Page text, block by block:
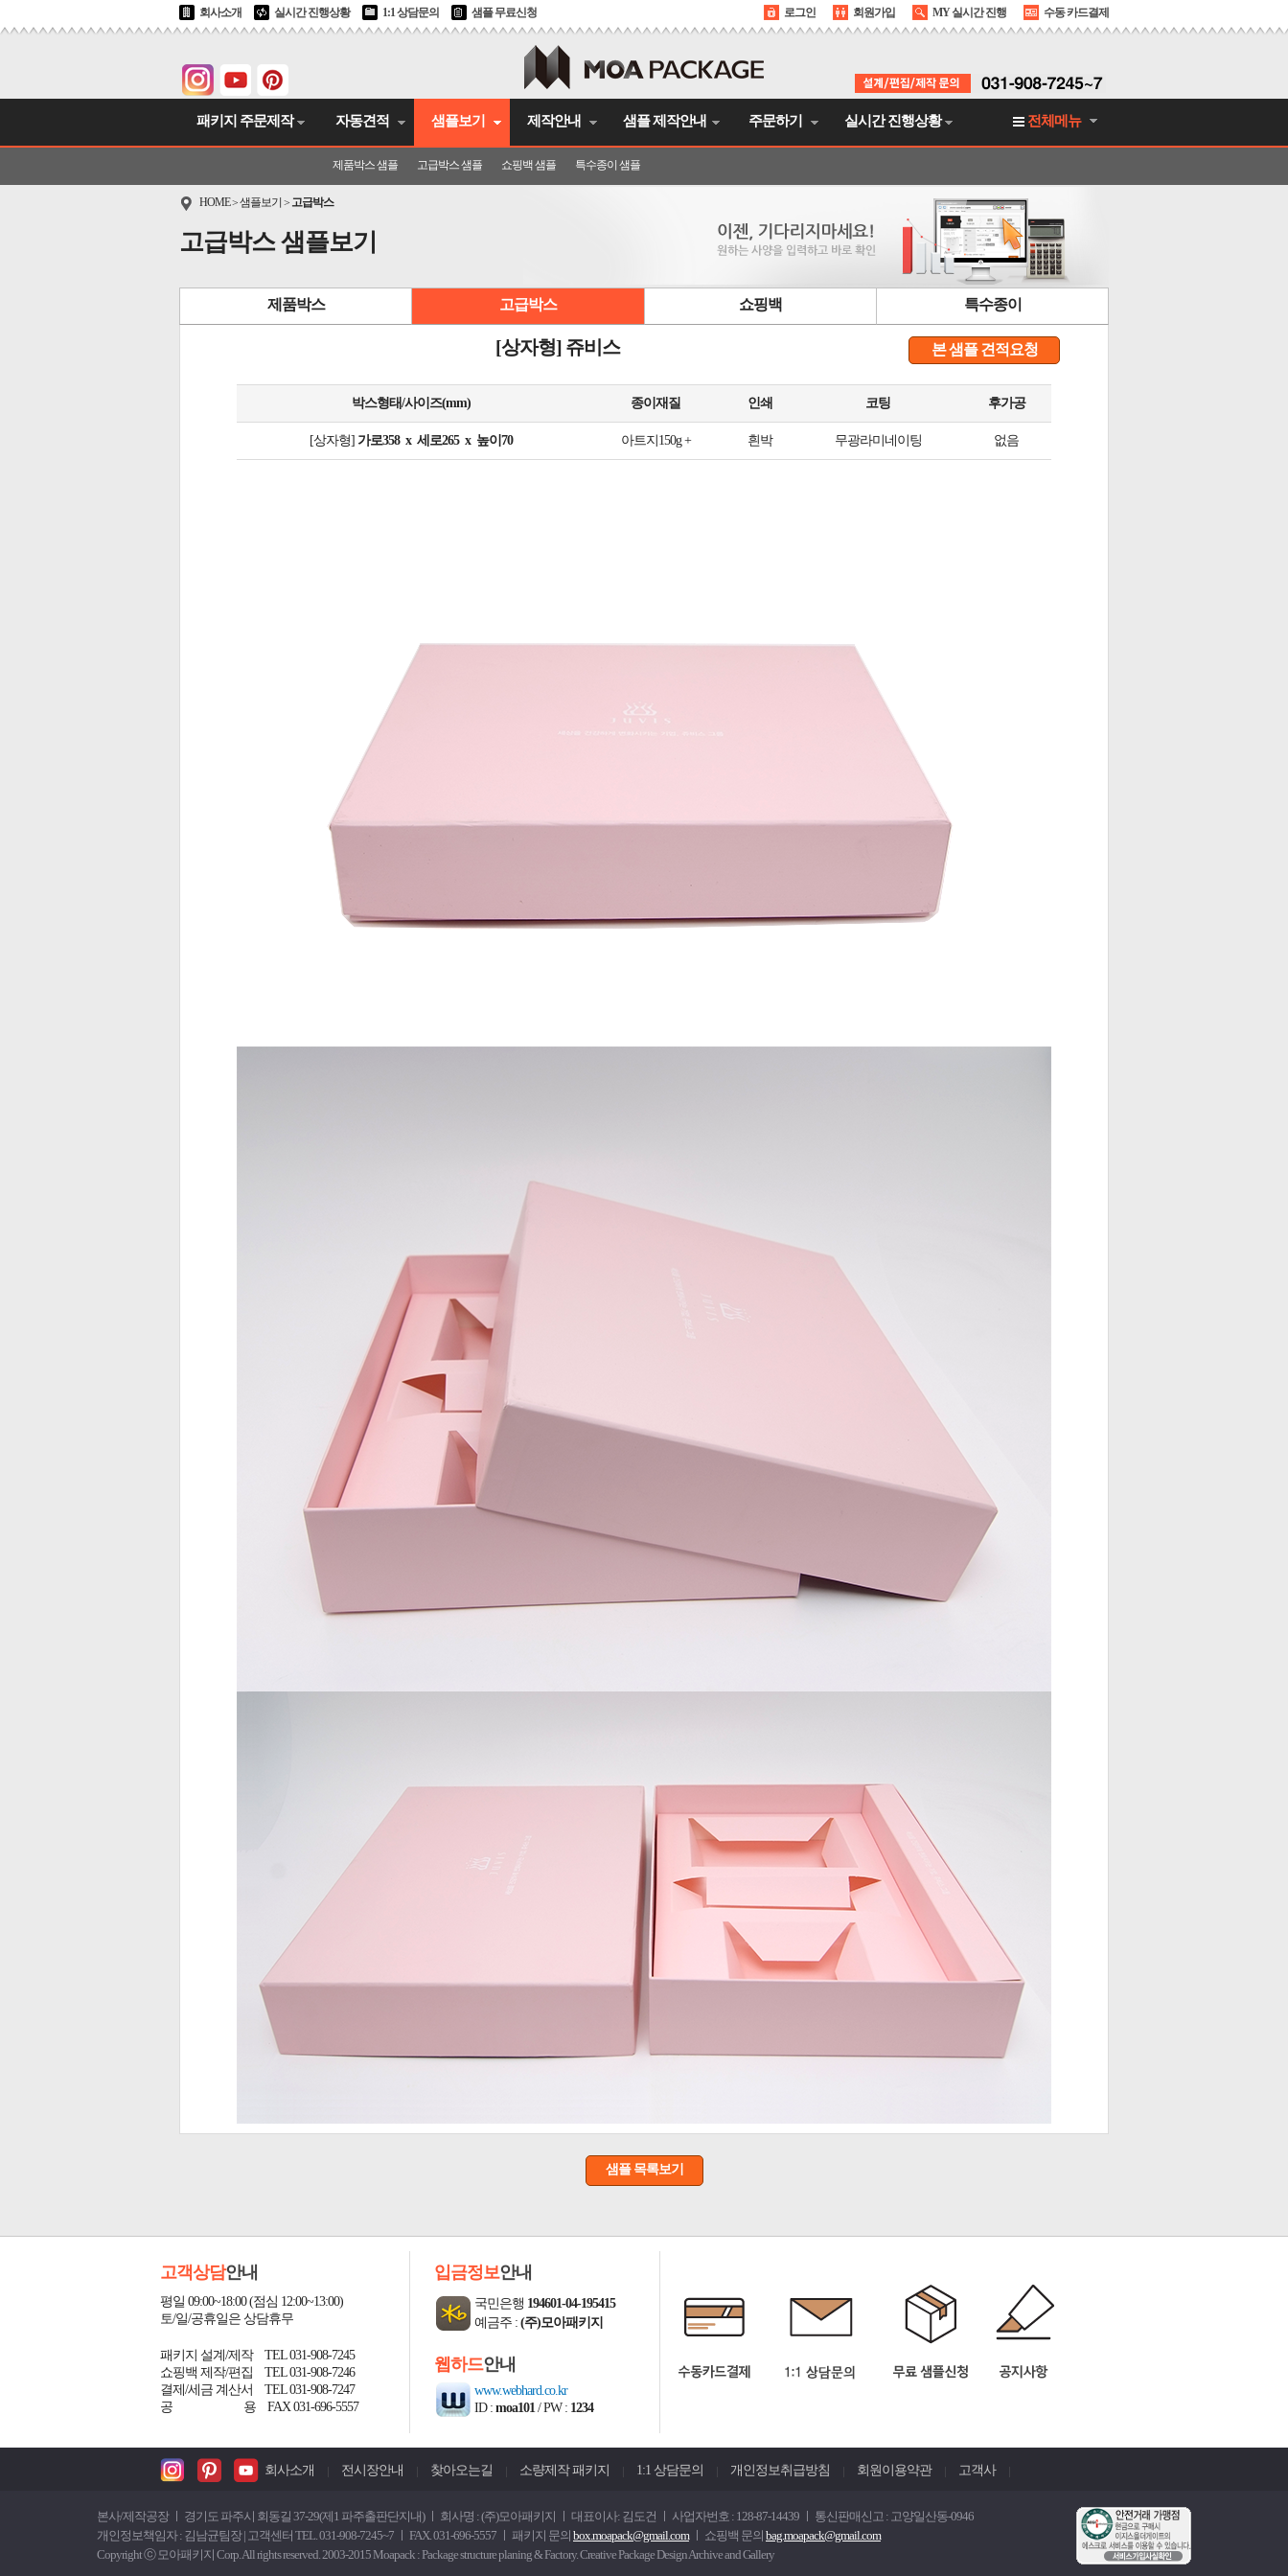
회사소개 실시간 진행상황 1:1 상담문의 샘플 무료신청 로그인 회원가입 MY 실시간 진행 수동 카드결제
전체메뉴
패키지 주문제작 자동견적 샘플보기
제품박스 샘플 고급박스 샘플 쇼핑백 샘플 특수종이 샘플
제작안내 샘플 제작안내 주문하기 실시간 진행상황
HOME>샘플보기 > 고급박스
고급박스 샘플보기
제품박스 고급박스 쇼핑백 특수종이
[상자형] 쥬비스 본 샘플 견적요청
박스형태/사이즈(mm) 종이재질 인쇄 코팅 후가공
[상자형] 가로358 x 세로265 x 높이70 아트지150g + 흰박 무광라미네이팅 없음
샘플 목록보기
고객상담안내
평일 09:00~18:00 (점심 12:00~13:00)
토/일/공휴일은 상담휴무
패키지 설계/제작 TEL 031-908-7245
쇼핑백 제작/편집 TEL 031-908-7246
결제/세금 계산서 TEL 031-908-7247
공
용 FAX 031-696-5557
입금정보안내
국민은행 194601-04-195415
예금주 : (주)모아패키지
웹하드안내
www.webhard.co.kr
ID : moa101/ PW : 1234
회사소개 전시장안내 찾아오는길 소량제작 패키지 1:1 상담문의 개인정보취급방침 회원이용약관 고객사
본사/제작공장 ㅣ 경기도 파주시 회동길 37-29(제1 파주출판단지내) ㅣ 회사명 : (주)모아패키지 ㅣ 대표이사: 김도건 ㅣ 사업자번호 : 128-87-14439 ㅣ 통신판매신고 : 고양일산동-0946
개인정보책임자 : 김남균팀장 | 고객센터 TEL. 031-908-7245~7 ㅣ FAX. 031-696-5557 ㅣ 패키지 문의 box.moapack@gmail.comㅣ 쇼핑백 문의 bag.moapack@gmail.com
Copyright ⓒ 모아패키지 Corp. All rights reserved. 2003-2015 Moapack : Package structure planing & Factory. Creative Package Design Archive and Gallery